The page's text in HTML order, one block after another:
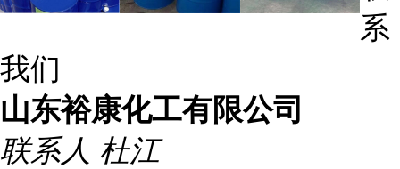
系
我们
山东裕康化工有限公司
联系人 杜江